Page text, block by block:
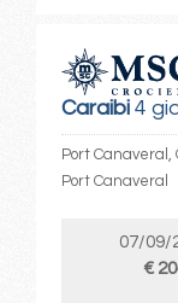
Caraibi4
Port Canaveral,
Port Canaveral
07/09/
€